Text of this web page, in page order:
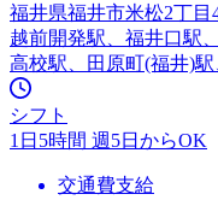
福井県福井市米松2丁目
越前開発駅、福井口駅
高校駅、田原町(福井)
シフト
1日5時間 週5日からOK
交通費支給